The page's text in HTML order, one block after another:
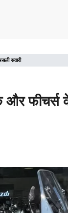
सवारी
फीचर्स